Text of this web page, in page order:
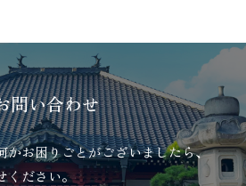
問い合わせ
かお困りごとがございましたら、
ください。